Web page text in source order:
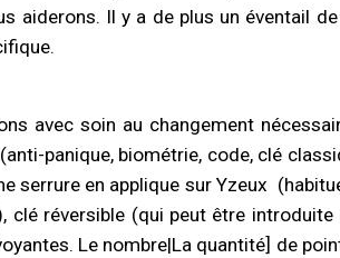
aiderons. Il y a de plus un éventail
avec soin au changement
panique, biométrie, code, clé
serrure en applique sur Yzeux
clé réversible (qui peut être
Le nombre|La quantité] de